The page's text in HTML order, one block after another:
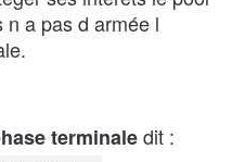
a pas d armée l
terminaledit :